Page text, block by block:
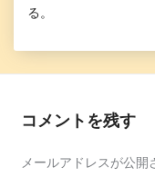
る。
コメントを残す
メールアドレスが公開